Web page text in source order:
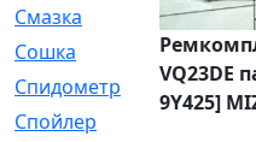
Смазка
[24]
Сошка
[8]
Спидометр
[48]
Спойлер
[29]
VQ23DE
9Y425]